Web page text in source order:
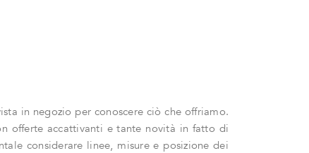
in negozio per conoscere ciò che offriamo.
offerte accattivanti e tante novità in fatto di
considerare linee, misure e posizione dei